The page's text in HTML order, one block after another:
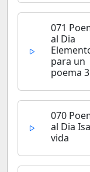
071
al Dia
para un
poema 3
070
al Dia
vida